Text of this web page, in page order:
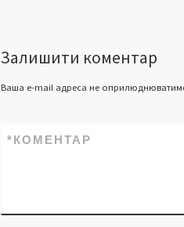
Залишити коментар
Ваша e-mail адреса не
КОМЕНТАР
*